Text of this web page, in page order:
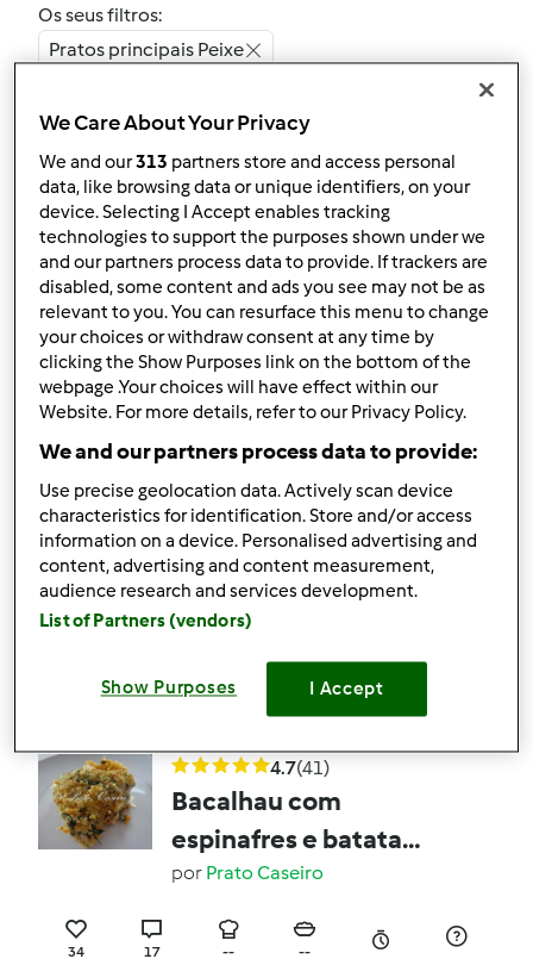
Os seus filtros:
Pratos principais Peixe
2.7(3)
Oficialmente testada
Filete de cavala com
mostarda ao vapor
por Equipa Bimby
0 Fácil 35min
Oficialmente testada
Risotto de bacalhau
com grelos e broa de
avintes
porGast
1 Fácil 1h 5min
4.7(41)
Bacalhau com
espinafres e batata
palha gratinado com
molho bechamel
por Prato Caseiro
34 17 -- --
We Care About Your Privacy
We and our313 partners store and access personal
data, like browsing data or unique identifiers, on your
device. Selecting I Accept enables tracking
technologies to support the purposes shown under we
and our partners process data to provide. If trackers are
disabled, some content and ads you see may not be as
relevant to you. You can resurface this menu to change
your choices or withdraw consent at any time by
clicking the Show Purposes link on the bottom of the
webpage .Your choices will have effect within our
Website. For more details, refer to our Privacy Policy.
We and our partners process data to provide:
Use precise geolocation data. Actively scan device
characteristics for identification. Store and/or access
information on a device. Personalised advertising and
content, advertising and content measurement,
audience research and services development.
List of Partners (vendors)
Show Purposes I Accept